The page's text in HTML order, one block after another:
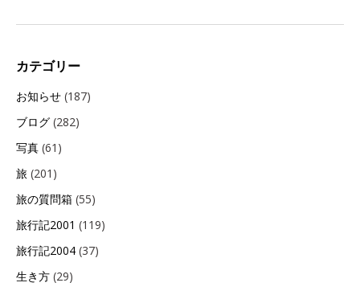
カテゴリー
お知らせ (187)
ブログ (282)
写真 (61)
旅 (201)
旅の質問箱 (55)
旅行記2001 (119)
旅行記2004 (37)
生き方 (29)